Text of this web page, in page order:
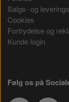
Salgs- og
Cookies
Fortrydelse og
Kunde login
Følg os på